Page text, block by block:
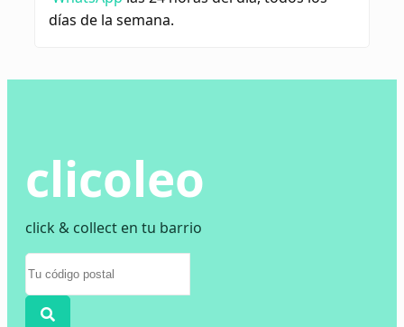
días de la semana.
clicoleo
click & collect en tu barrio